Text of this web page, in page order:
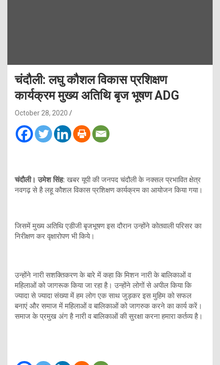
चंदौली: लघु कौशल विकास प्रशिक्षण
कार्यक्रम मुख्य अतिथि बृज भूषण ADG
October 28, 2020
चंदौली। उमेश सिंह:खबर यूपी की जनपद चंदौली के नक्सल प्रभावित क्षेत्र
नवगढ़ से है लहू कौशल विकास प्रशिक्षण कार्यक्रम का आयोजन किया गया।
जिसमें मुख्य अतिथि एडीजी बृजभूषण इस दौरान उन्होंने कोतवाली परिसर का
निरीक्षण कर वृक्षारोपण भी किये।
उन्होंने नारी सशक्तिकरण के बारे में कहा कि मिशन नारी के बालिकाओं व
महिलाओं को जागरूक किया जा रहा है। उन्होंने लोगों से अपील किया कि
ज्यादा से ज्यादा संख्या में हम लोग एक साथ जुड़कर इस मुहिम को सफल
बनाएं और समाज में महिलाओं व बालिकाओं को जागरुक करने का कार्य करें।
समाज के प्रमुख अंग है नारी व बालिकाओं की सुरक्षा करना हमारा कर्तव्य है।